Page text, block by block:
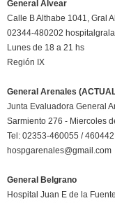
General Alvear
Calle B Althabe 1041, Gral
02344-480202
Lunes de 18 a 21 hs
Región IX
General Arenales
Junta Evaluadora General
Sarmiento 276 - Miercoles
Tel: 02353-460055 /
hospgarenales@gmail.com
General Belgrano
Hospital Juan E de la Fuente